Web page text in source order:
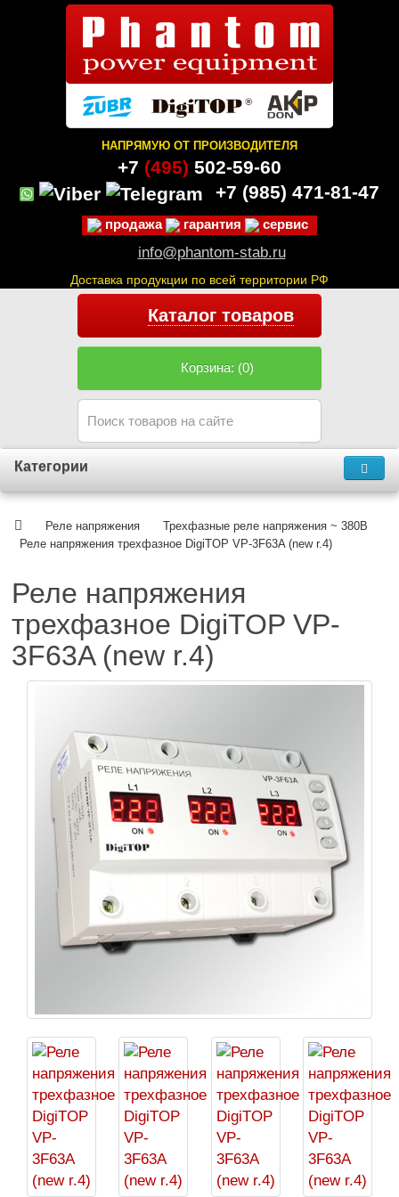
НАПРЯМУЮ ОТ ПРОИЗВОДИТЕЛЯ
+7 (495) 502-59-60
+7 (985) 471-81-47
продажа гарантия сервис
info@phantom-stab.ru
Доставка продукции по всей территории РФ
Каталог товаров
Корзина: (0)
Категории
Реле напряжения
Трехфазные реле напряжения ~ 380В
Реле напряжения трехфазное DigiTOP VP-3F63A (new r.4)
Реле напряжения
трехфазное DigiTOP VP-
3F63A (new r.4)